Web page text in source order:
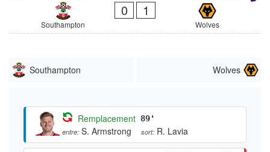
Southampton
0 1
Wolves
Southampton Wolves
Remplacement 89'
entre: S. Armstrong sort: R. Lavia